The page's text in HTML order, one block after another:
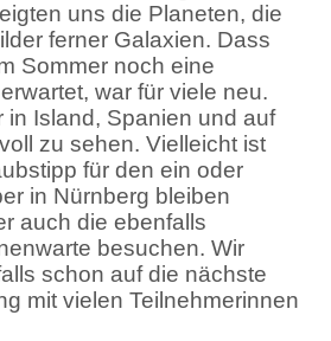
uns die Planeten, die
ferner Galaxien. Dass
Sommer noch eine
war für viele neu.
in Island, Spanien und auf
zu sehen. Vielleicht ist
für den ein oder
in Nürnberg bleiben
auch die ebenfalls
besuchen. Wir
schon auf die nächste
mit vielen Teilnehmerinnen